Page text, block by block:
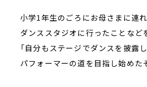
小学1年生のごろにお母さまに連
ダンススタジオに行ったことなど
「自分もステージでダンスを披露
パフォーマーの道を目指し始めた